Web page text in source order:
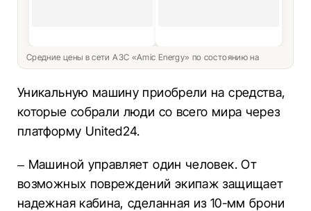
Средние цены в сети АЗС «Amic Energy» по состоянию на
Уникальную машину приобрели на средства,
которые собрали люди со всего мира через
платформу United24.
– Машиной управляет один человек. От
возможных повреждений экипаж защищает
надежная кабина, сделанная из 10-мм брони